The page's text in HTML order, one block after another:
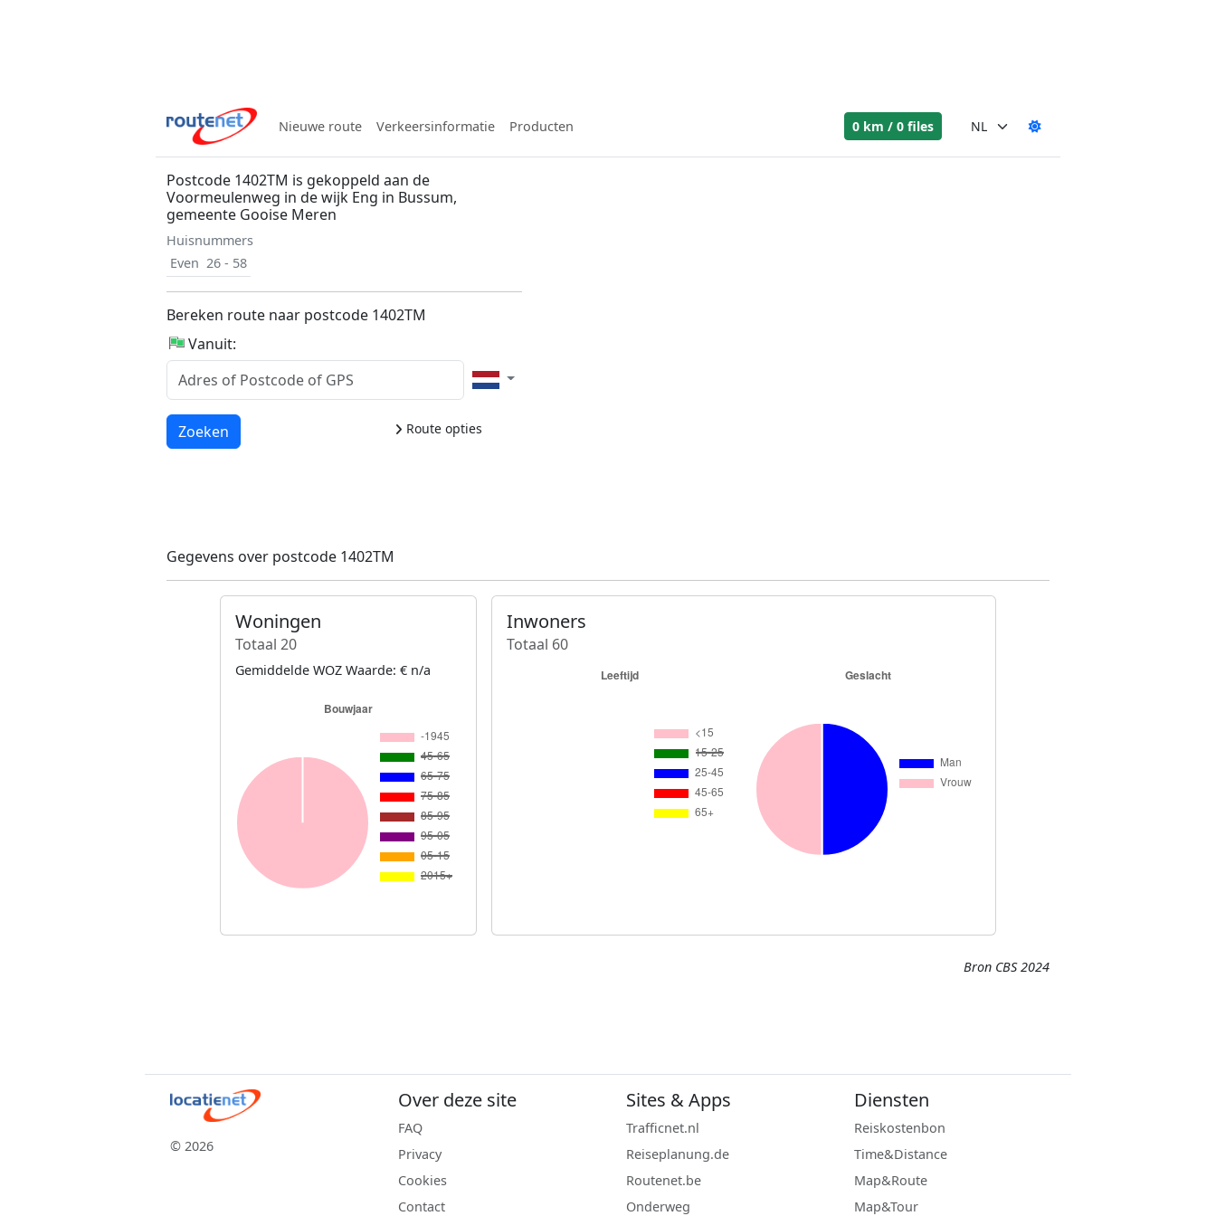
Nieuwe route Verkeersinformatie Producten 0 km / 0 files
Postcode 1402TM is gekoppeld aan de
Voormeulenweg in de wijk Eng in Bussum,
gemeente Gooise Meren
Huisnummers
Even 26 - 58
Bereken route naar postcode 1402TM
Vanuit:
Route opties
Laden...
Zoeken
Gegevens over postcode 1402TM
Woningen
Totaal 20
Gemiddelde WOZ Waarde: € n/a
Inwoners
Totaal 60
Bron CBS 2024
© 2026
Over deze site
FAQ
Privacy
Cookies
Contact
Sites & Apps
Trafficnet.nl
Reiseplanung.de
Routenet.be
Onderweg
Diensten
Reiskostenbon
Time&Distance
Map&Route
Map&Tour